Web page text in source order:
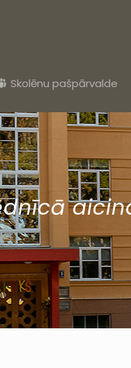
Skolēnu pašpārvalde